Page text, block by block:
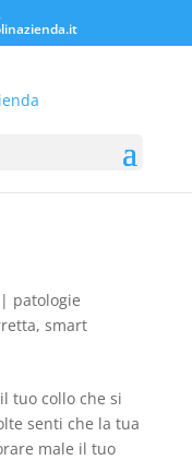
patologie
, smart
tuo collo che si
senti che la tua
male il tuo